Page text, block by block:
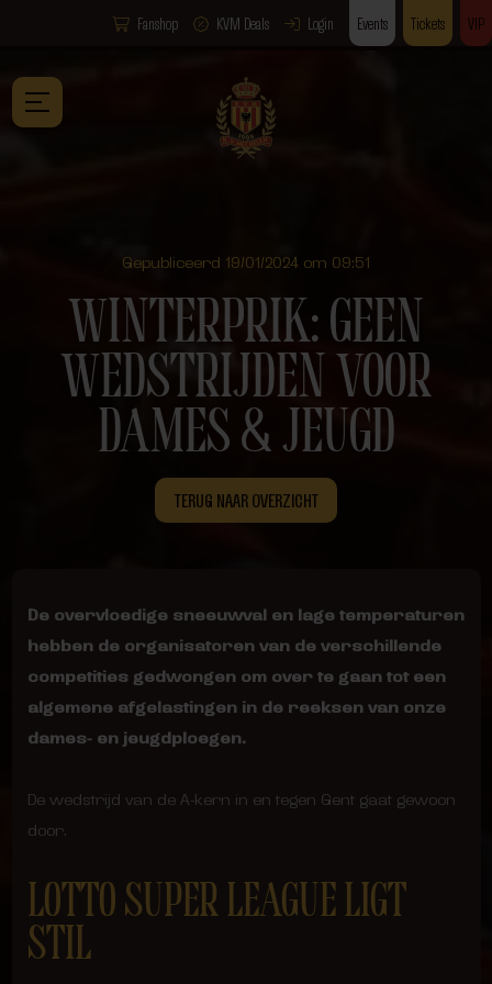
Fanshop KVM Deals Login Events Tickets VIP
Gepubliceerd 19/01/2024 om 09:51
WINTERPRIK: GEEN
WEDSTRIJDEN VOOR
DAMES & JEUGD
TERUG NAAR OVERZICHT
De overvloedige sneeuwval en lage temperaturen
hebben de organisatoren van de verschillende
competities gedwongen om over te gaan tot een
algemene afgelastingen in de reeksen van onze
dames- en jeugdploegen.
De wedstrijd van de A-kern in en tegen Gent gaat gewoon
door.
LOTTO SUPER LEAGUE LIGT
STIL